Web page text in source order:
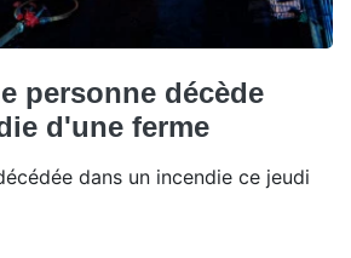
personne décède
d'une ferme
dans un incendie ce jeudi